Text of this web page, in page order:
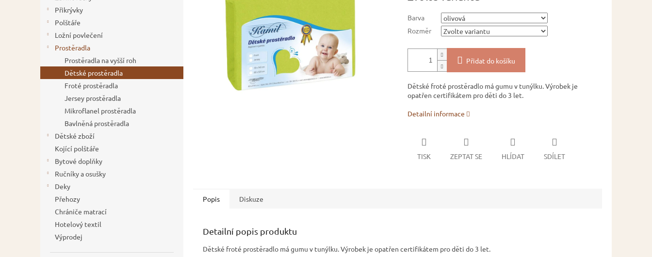
l
Přikrývky
Polštáře
Ložní povlečení
Prostěradla
Prostěradla na vyšší roh
Dětské prostěradla
Froté prostěradla
Jersey prostěradla
Mikroflanel prostěradla
Bavlněná prostěradla
Dětské zboží
Kojící polštáře
Bytové doplňky
Ručníky a osušky
Deky
Přehozy
Chrániče matrací
Hotelový textil
Výprodej
Barva
Rozměr
Přidat do košíku
Dětské froté prostěradlo má gumu v tunýlku. Výrobek je
opatřen certifikátem pro děti do 3 let.
Detailní informace
TISK ZEPTAT SE HLÍDAT SDÍLET
Popis Diskuze
Detailní popis produktu
Dětské froté prostěradlo má gumu v tunýlku. Výrobek je opatřen certifikátem pro děti do 3 let.